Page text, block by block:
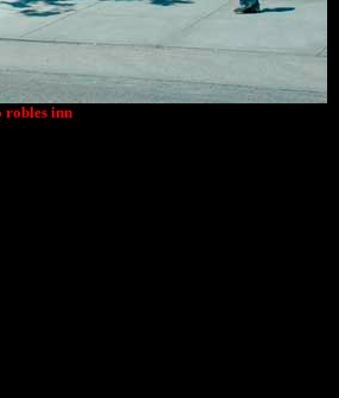
robles inn